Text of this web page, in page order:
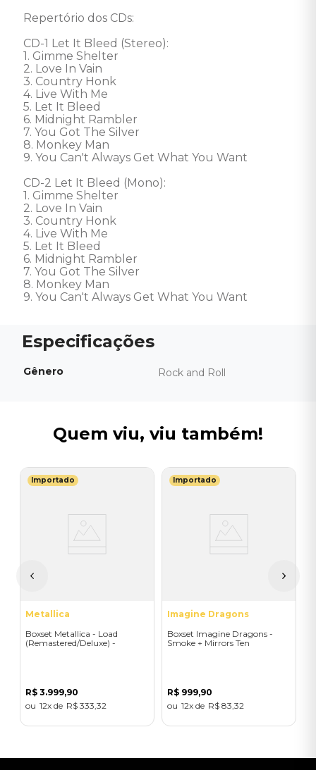
Repertório dos CDs:
CD-1 Let It Bleed (Stereo):
1. Gimme Shelter
2. Love In Vain
3. Country Honk
4. Live With Me
5. Let It Bleed
6. Midnight Rambler
7. You Got The Silver
8. Monkey Man
9. You Can't Always Get What You Want
CD-2 Let It Bleed (Mono):
1. Gimme Shelter
2. Love In Vain
3. Country Honk
4. Live With Me
5. Let It Bleed
6. Midnight Rambler
7. You Got The Silver
8. Monkey Man
9. You Can't Always Get What You Want
Gênero Rock and Roll
Quem viu, viu também!
Importado
Metallica
Boxset Metallica - Load
(Remastered/Deluxe) -
R$ 3.999,90
12
R$ 333 32
Importado
Imagine Dragons
Boxset Imagine Dragons -
Smoke + Mirrors Ten
R$ 999,90
12
R$ 83 32